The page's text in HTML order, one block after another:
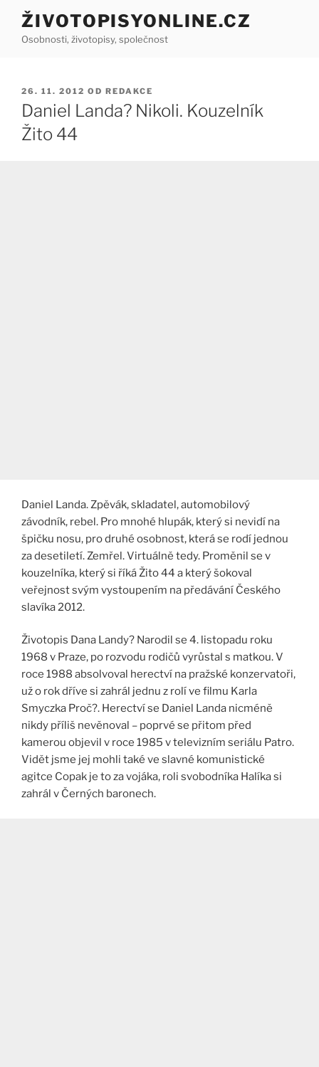
Přejít
obsahu
ŽIVOTOPISYONLINE.CZ
Osobnosti, životopisy, společnost
PUBLIKOVÁNO
26. 11. 2012 OD REDAKCE
Daniel Landa? Nikoli. Kouzelník
Žito 44
Daniel Landa. Zpěvák, skladatel, automobilový
závodník, rebel. Pro mnohé hlupák, který si nevidí na
špičku nosu, pro druhé osobnost, která se rodí jednou
za desetiletí. Zemřel. Virtuálně tedy. Proměnil se v
kouzelníka, který si říká Žito 44 a který šokoval
veřejnost svým vystoupením na předávání Českého
slavíka 2012.
Životopis Dana Landy? Narodil se 4. listopadu roku
1968 v Praze, po rozvodu rodičů vyrůstal s matkou. V
roce 1988 absolvoval herectví na pražské konzervatoři,
už o rok dříve si zahrál jednu z rolí ve filmu Karla
Smyczka Proč?. Herectví se Daniel Landa nicméně
nikdy příliš nevěnoval – poprvé se přitom před
kamerou objevil v roce 1985 v televizním seriálu Patro.
Vidět jsme jej mohli také ve slavné komunistické
agitce Copak je to za vojáka, roli svobodníka Halíka si
zahrál v Černých baronech.